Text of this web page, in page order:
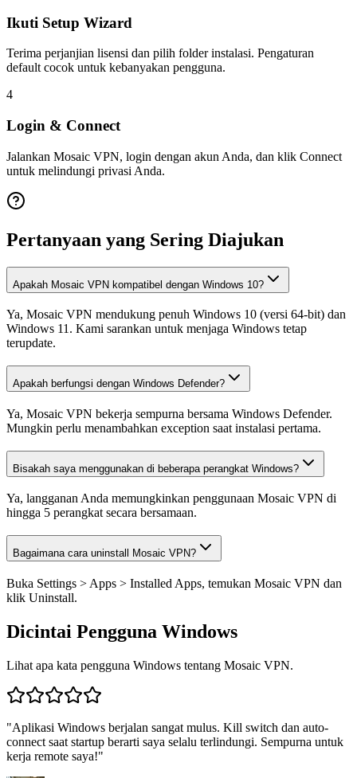
Ikuti Setup Wizard
Terima perjanjian lisensi dan pilih folder instalasi. Pengaturan
default cocok untuk kebanyakan pengguna.
4
Login & Connect
Jalankan Mosaic VPN, login dengan akun Anda, dan klik Connect
untuk melindungi privasi Anda.
Pertanyaan yang Sering Diajukan
Apakah Mosaic VPN kompatibel dengan Windows 10?
Ya, Mosaic VPN mendukung penuh Windows 10 (versi 64-bit) dan
Windows 11. Kami sarankan untuk menjaga Windows tetap
terupdate.
Apakah berfungsi dengan Windows Defender?
Ya, Mosaic VPN bekerja sempurna bersama Windows Defender.
Mungkin perlu menambahkan exception saat instalasi pertama.
Bisakah saya menggunakan di beberapa perangkat Windows?
Ya, langganan Anda memungkinkan penggunaan Mosaic VPN di
hingga 5 perangkat secara bersamaan.
Bagaimana cara uninstall Mosaic VPN?
Buka Settings > Apps > Installed Apps, temukan Mosaic VPN dan
klik Uninstall.
Dicintai Pengguna Windows
Lihat apa kata pengguna Windows tentang Mosaic VPN.
"Aplikasi Windows berjalan sangat mulus. Kill switch dan auto-
connect saat startup berarti saya selalu terlindungi. Sempurna untuk
kerja remote saya!"